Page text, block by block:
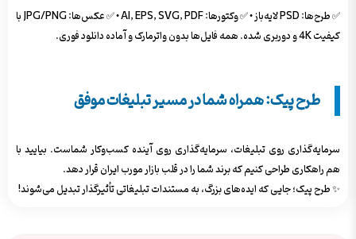
✅ طرح‌ها: PSD لایه‌باز • ✅ وکتورها: AI, EPS, SVG, PDF • ✅ عکس‌ها: JPG/PNG با
کیفیت 4K و دوربری شده. همه فایل‌ها بدون واترمارک و آماده دانلود فوری.
طرح پیک: همراه شما در مسیر تبلیغات موفق
سرمایه‌گذاری روی تبلیغات، سرمایه‌گذاری روی آینده کسب‌وکار شماست. بیایید با
هم راهکاری طراحی کنیم که برند شما را در قلب بازار مورب ایران قرار دهد.
✨ طرح پیک؛ جایی که ایده‌های بزرگ، به مستندات تبلیغاتی تأثیرگذار تبدیل می‌شوند!